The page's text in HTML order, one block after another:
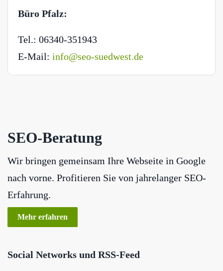
Büro Pfalz:
Tel.: 06340-351943
E-Mail: info@seo-suedwest.de
SEO-Beratung
Wir bringen gemeinsam Ihre Webseite in Google
nach vorne. Profitieren Sie von jahrelanger SEO-
Erfahrung.
Mehr erfahren
Social Networks und RSS-Feed